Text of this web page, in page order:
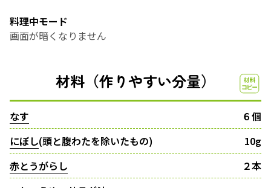
料理中モード
画面が暗くなりません
材料（作りやすい分量）
なす
６個
にぼし(頭と腹わたを除いたもの)
10g
赤とうがらし
２本